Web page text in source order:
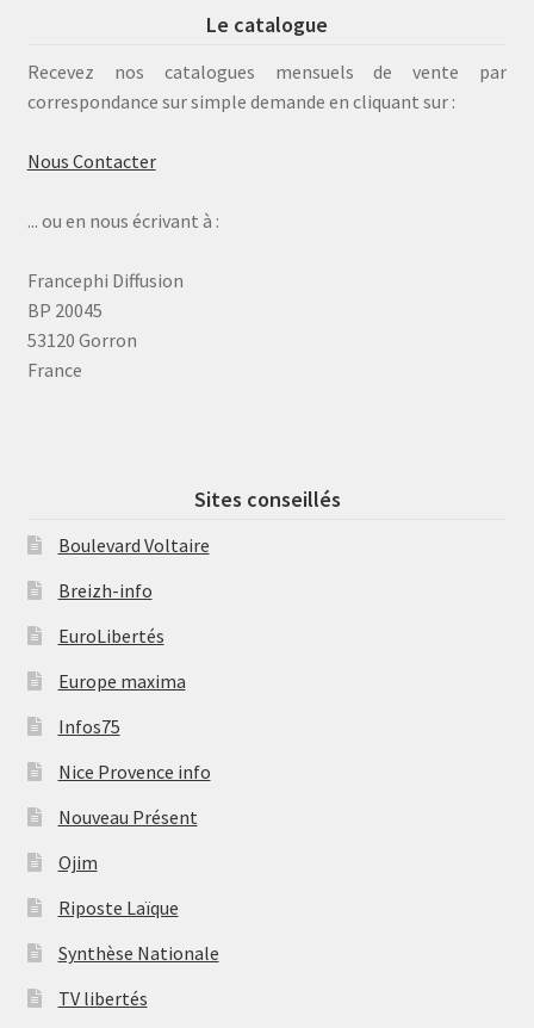
Le catalogue
Recevez nos catalogues mensuels de vente par
correspondance sur simple demande en cliquant sur :
Nous Contacter
... ou en nous écrivant à :
Francephi Diffusion
BP 20045
53120 Gorron
France
Sites conseillés
Boulevard Voltaire
Breizh-info
EuroLibertés
Europe maxima
Infos75
Nice Provence info
Nouveau Présent
Ojim
Riposte Laïque
Synthèse Nationale
TV libertés